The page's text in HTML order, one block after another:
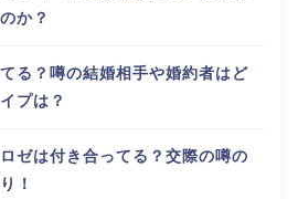
か？
る？噂の結婚相手や婚約者はど
プは？
ゼは付き合ってる？交際の噂の
！